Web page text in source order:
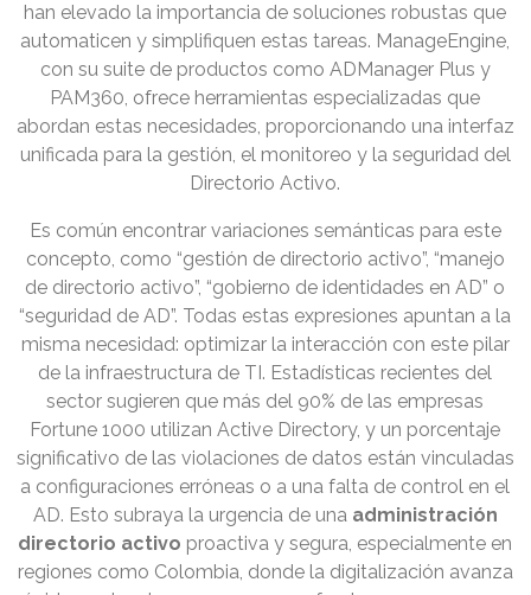
han elevado la importancia de soluciones robustas que
automaticen y simplifiquen estas tareas. ManageEngine,
con su suite de productos como ADManager Plus y
PAM360, ofrece herramientas especializadas que
abordan estas necesidades, proporcionando una interfaz
unificada para la gestión, el monitoreo y la seguridad del
Directorio Activo.
Es común encontrar variaciones semánticas para este
concepto, como “gestión de directorio activo”, “manejo
de directorio activo”, “gobierno de identidades en AD” o
“seguridad de AD”. Todas estas expresiones apuntan a la
misma necesidad: optimizar la interacción con este pilar
de la infraestructura de TI. Estadísticas recientes del
sector sugieren que más del 90% de las empresas
Fortune 1000 utilizan Active Directory, y un porcentaje
significativo de las violaciones de datos están vinculadas
a configuraciones erróneas o a una falta de control en el
AD. Esto subraya la urgencia de una administración
directorio activo proactiva y segura, especialmente en
regiones como Colombia, donde la digitalización avanza